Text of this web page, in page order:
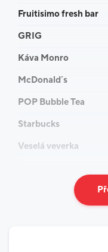
Fruitisimo fresh bar
GRIG
Káva Monro
McDonald´s
POP Bubble Tea
Starbucks
Veselá veverka